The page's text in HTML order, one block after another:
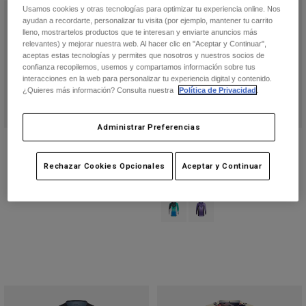
Explorar MTB
Guía de Equipamiento de MTB
Explorar Moto
Product Help
Guía de Equipamiento de Moto
Guía de cuidado de cascos
Guía de cuidado de las botas
Camisetas
Sudaderas
Ver todo
Accesorios
Gorras y Gorros
Bolsas y Mochilas
Chaquetas
Calcetines
Ver todo
Sudaderas
Jersey Flexair Vision Edición
Limitada
Camiseta Flexair Spire
Price reduced from
74,99 € 44,99 €
(2)
Product swatch type of Azul
Product swatch type of Lila.
Usamos cookies y otras tecnologías para optimizar tu experiencia online. Nos
ayudan a recordarte, personalizar tu visita (por ejemplo, mantener tu carrito
lleno, mostrartelos productos que te interesan y enviarte anuncios más
relevantes) y mejorar nuestra web. Al hacer clic en "Aceptar y Continuar",
aceptas estas tecnologías y permites que nosotros y nuestros socios de
confianza recopilemos, usemos y compartamos información sobre tus
interacciones en la web para personalizar tu experiencia digital y contenido.
¿Quieres más información? Consulta nuestra Política de Privacidad
Administrar Preferencias
Rechazar Cookies Opcionales Aceptar y Continuar